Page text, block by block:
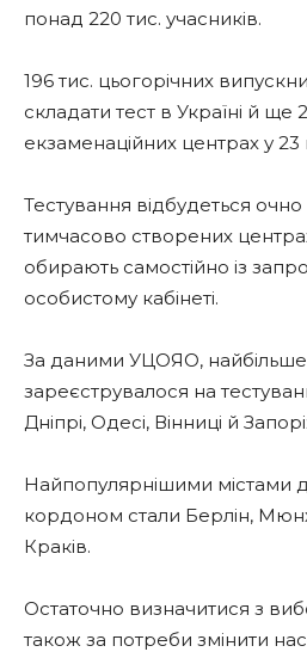
понад 220 тис. учасників.
196 тис. цьогорічних
складати тест в Україні й ще
екзаменаційних центрах у
Тестування відбудеться
тимчасово створених
обирають самостійно із
особистому кабінеті.
За даними УЦОЯО, найбільше
зареєструвалося на
Дніпрі, Одесі, Вінниці й
Найпопулярнішими містами
кордоном стали Берлін,
Краків.
Остаточно визначитися з
також за потреби змінити